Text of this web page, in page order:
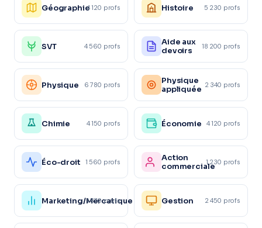
Géographie4 120 profs Histoire 5 230 profs
SVT 4 560 profs
Aide aux
devoirs
18 200 profs
Physique 6 780 profs
Physique
appliquée 2 340 profs
Chimie 4 150 profs Économie 4 120 profs
Éco-droit 1 560 profs
Action
commerciale1 230 profs
Marketing/Mercatique
1 870 profs Gestion 2 450 profs